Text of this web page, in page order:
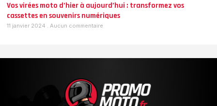
Vos virées moto d’hier à aujourd’hui : transformez vos
cassettes en souvenirs numériques
11 janvier 2024 Aucun commentaire